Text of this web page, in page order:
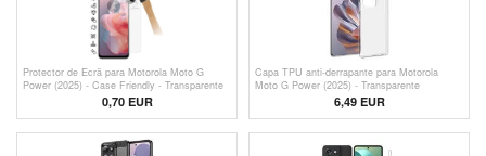
Protector de Ecrã para Motorola Moto G
Power (2025) - Case Friendly - Transparente
0,70EUR
Capa TPU anti-derrapante para Motorola
Moto G Power (2025) - Transparente
6,49 EUR